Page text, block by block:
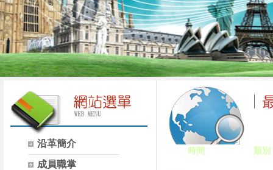
沿革簡介
成員職掌
時間 類別